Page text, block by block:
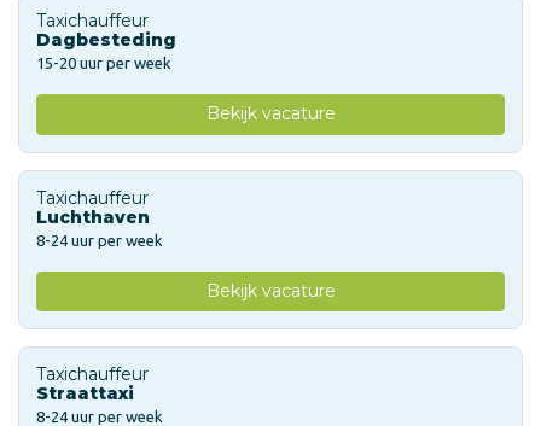
Taxichauffeur
Dagbesteding
15-20 uur per week
Bekijk vacature
Taxichauffeur
Luchthaven
8-24 uur per week
Bekijk vacature
Taxichauffeur
Straattaxi
8-24 uur per week